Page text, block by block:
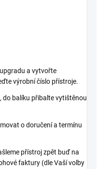
a vytvořte
výrobní číslo přístroje.
do balíku přibalte vytištěnou
o doručení a termínu
přístroj zpět buď na
faktury (dle Vaší volby